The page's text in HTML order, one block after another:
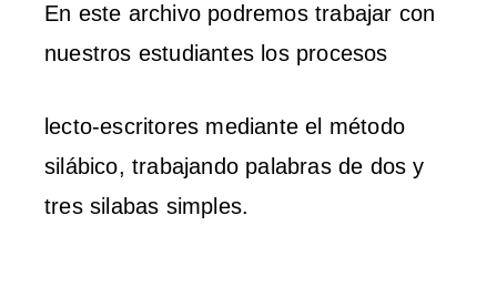
En este archivo podremos trabajar con
nuestros estudiantes los procesos
lecto-escritores mediante el método
silábico, trabajando palabras de dos y
tres silabas simples.